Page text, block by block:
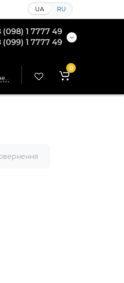
UA RU
(098) 1 7777 49
(099) 1 7777 49
0